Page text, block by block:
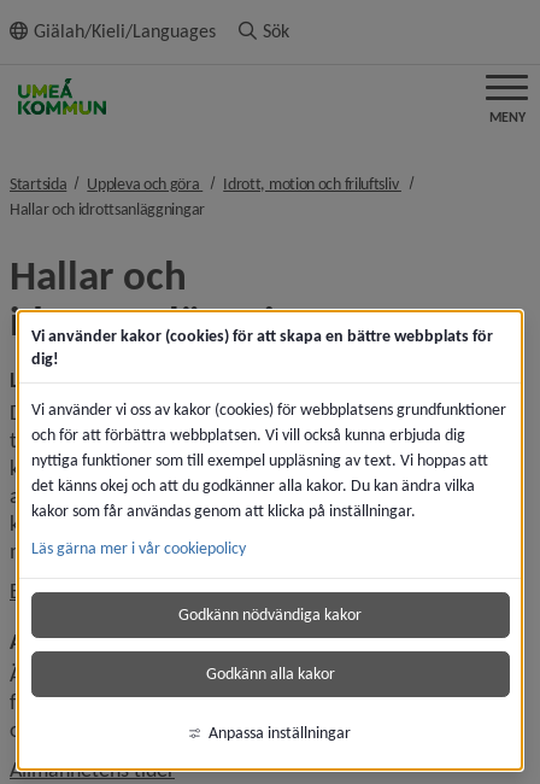
innehållet
Giälah/Kieli/Languages Sök
MENY
Startsida Uppleva och göra nivå i brödsmulenavigeringen
Idrott, motion och friluftsliv nivå i
Hallar och idrottsanläggningarnivå i brödsmulenavigeringen
Hallar och
idrottsanläggningar
Lediga tider kan bokas av alla
Din idrottsförening kanske vill lägga in ett extra
träningspass, du som privatperson kanske vill dra ihop
kompisgänget för en aktivitet, eller så planerar din
arbetsplats ett större event och behöver en lokal. Ta
kontakt med Föreningsbyråns lokalbokning för att få veta
mer.
Boka anläggning eller lokal
Allmänhetens tider
Även om de flesta anläggningarna är uppbokade av
föreningar så har en del anläggningar tider då de är öppna
och tillgängliga för vem som helst.
Allmänhetens tider
Vi använder kakor (cookies) för att skapa en bättre webbplats för
dig!
Vi använder vi oss av kakor (cookies) för webbplatsens grundfunktioner
och för att förbättra webbplatsen. Vi vill också kunna erbjuda dig
nyttiga funktioner som till exempel uppläsning av text. Vi hoppas att
det känns okej och att du godkänner alla kakor. Du kan ändra vilka
kakor som får användas genom att klicka på inställningar.
Läs gärna mer i vår cookiepolicy
Godkänn nödvändiga kakor
Godkänn alla kakor
Anpassa inställningar